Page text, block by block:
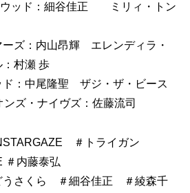
ウッド：細谷佳正 ミリィ・トン
ーズ：内山昂輝 エレンディラ・
：村瀬 歩
ド：中尾隆聖 ザジ・ザ・ビース
ズ・ナイヴズ：佐藤流司
＃トライガン
＃内藤泰弘
うさくら ＃細谷佳正 ＃綾森千